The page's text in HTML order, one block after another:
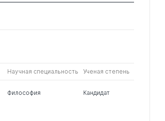
Научная специальность Ученая степень
Философия Кандидат